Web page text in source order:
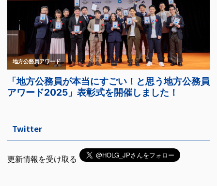
Twitter
更新情報を受け取る